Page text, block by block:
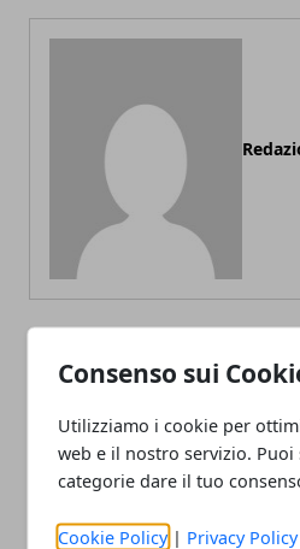
Consenso sui
Utilizziamo i cookie per
web e il nostro servizio. Puoi
categorie dare il tuo
Cookie Policy | Privacy Policy
ARTICOLI CORRELATI